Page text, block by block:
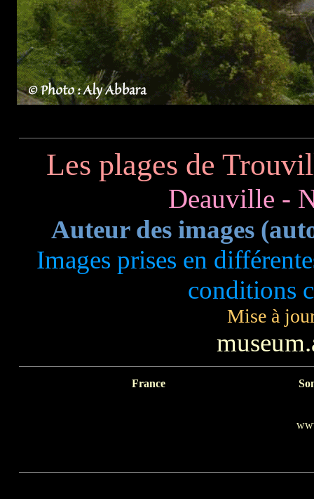
Les plages de
Deauville -
Auteur des images
Images prises en
conditions
Mise à
France